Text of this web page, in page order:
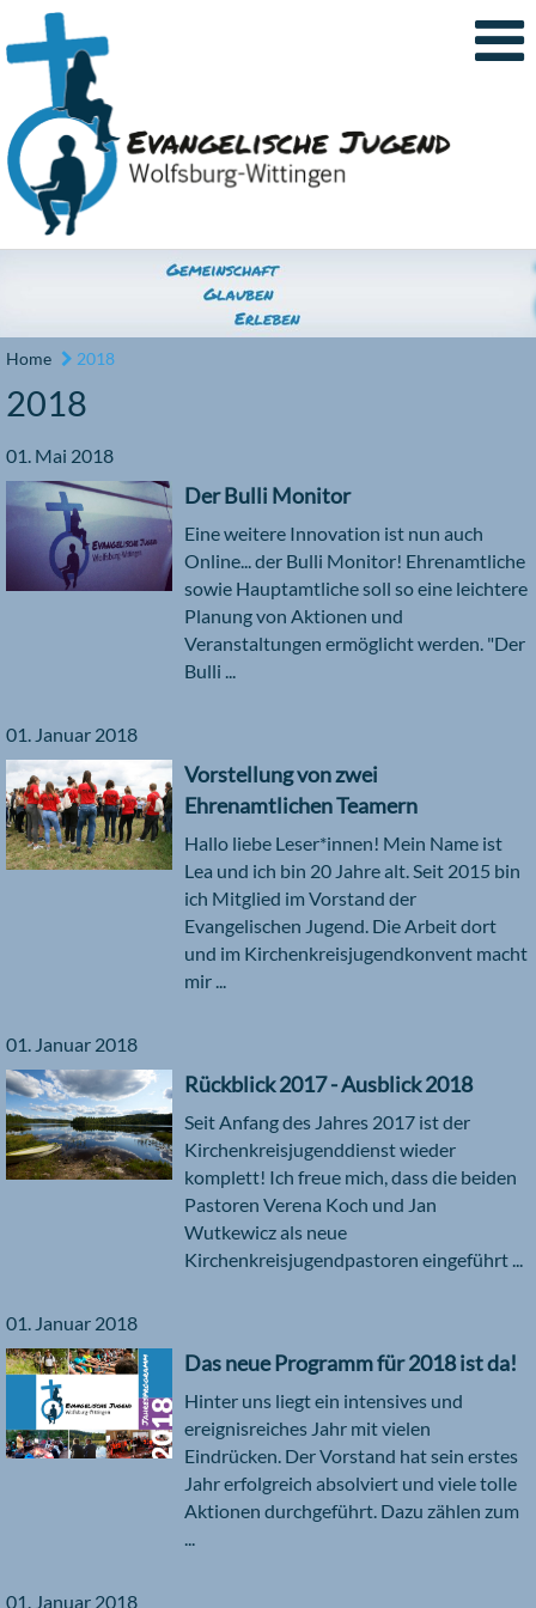
Home 2018
2018
01. Mai 2018
Der Bulli Monitor
Eine weitere Innovation ist nun auch
Online... der Bulli Monitor! Ehrenamtliche
sowie Hauptamtliche soll so eine leichtere
Planung von Aktionen und
Veranstaltungen ermöglicht werden. "Der
Bulli ...
01. Januar 2018
Vorstellung von zwei
Ehrenamtlichen Teamern
Hallo liebe Leser*innen! Mein Name ist
Lea und ich bin 20 Jahre alt. Seit 2015 bin
ich Mitglied im Vorstand der
Evangelischen Jugend. Die Arbeit dort
und im Kirchenkreisjugendkonvent macht
mir ...
01. Januar 2018
Rückblick 2017 - Ausblick 2018
Seit Anfang des Jahres 2017 ist der
Kirchenkreisjugenddienst wieder
komplett! Ich freue mich, dass die beiden
Pastoren Verena Koch und Jan
Wutkewicz als neue
Kirchenkreisjugendpastoren eingeführt ...
01. Januar 2018
Das neue Programm für 2018 ist da!
Hinter uns liegt ein intensives und
ereignisreiches Jahr mit vielen
Eindrücken. Der Vorstand hat sein erstes
Jahr erfolgreich absolviert und viele tolle
Aktionen durchgeführt. Dazu zählen zum
...
01. Januar 2018